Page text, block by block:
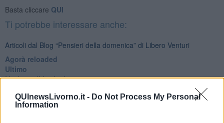
QUInewsLivorno.it - Do Not Process My Personal
Information
Basta cliccare QUI
Ti potrebbe interessare anche:
Articoli dal Blog “Pensieri della domenica” di Libero Venturi
​Agorà reloaded
Ultimo
​L’urlo e gli inglesi
Può darsi
Europei